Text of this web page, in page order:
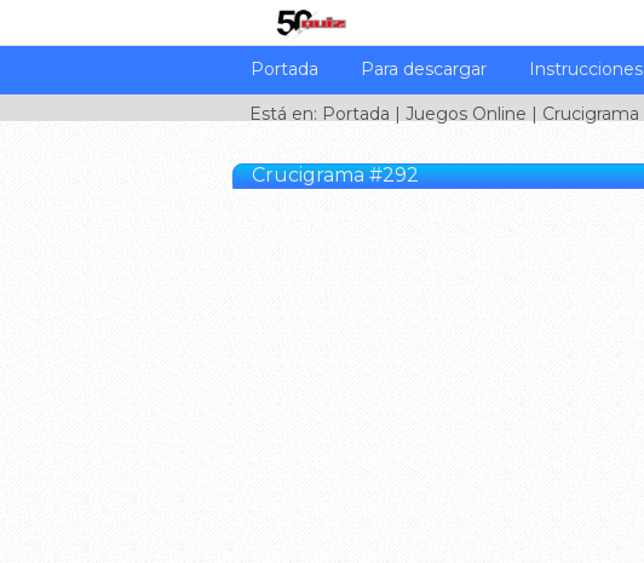
Portada Para descargar Instrucciones
Está en: Portada | Juegos Online | Crucigrama
Crucigrama #292